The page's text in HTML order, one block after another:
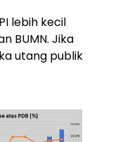
lebih kecil
BUMN. Jika
utang publik